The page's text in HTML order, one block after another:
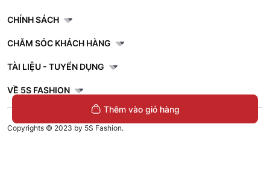
Thêm vào giỏ hàng
CHÍNH SÁCH
CHĂM SÓC KHÁCH HÀNG
TÀI LIỆU - TUYỂN DỤNG
VỀ 5S FASHION
Copyrights © 2023 by 5S Fashion.